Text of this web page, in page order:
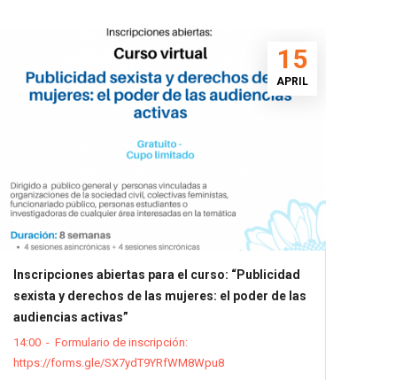
15
APRIL
Inscripciones abiertas para el curso: “Publicidad
sexista y derechos de las mujeres: el poder de las
audiencias activas”
14:00 - Formulario de inscripción:
https://forms.gle/SX7ydT9YRfWM8Wpu8